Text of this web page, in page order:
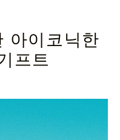
아이코닉한
프트